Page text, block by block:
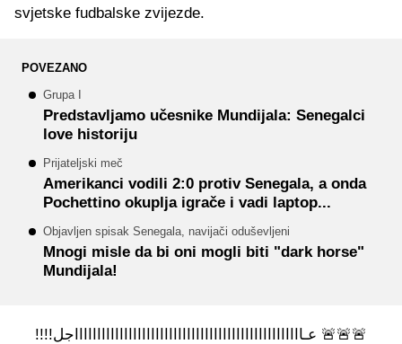
svjetske fudbalske zvijezde.
POVEZANO
Grupa I
Predstavljamo učesnike Mundijala: Senegalci
love historiju
Prijateljski meč
Amerikanci vodili 2:0 protiv Senegala, a onda
Pochettino okuplja igrače i vadi laptop...
Objavljen spisak Senegala, navijači oduševljeni
Mnogi misle da bi oni mogli biti "dark horse"
Mundijala!
🚨🚨🚨 عـاااااااااااااااااااااااااااااااااااااااااااااااااااجل!!!!